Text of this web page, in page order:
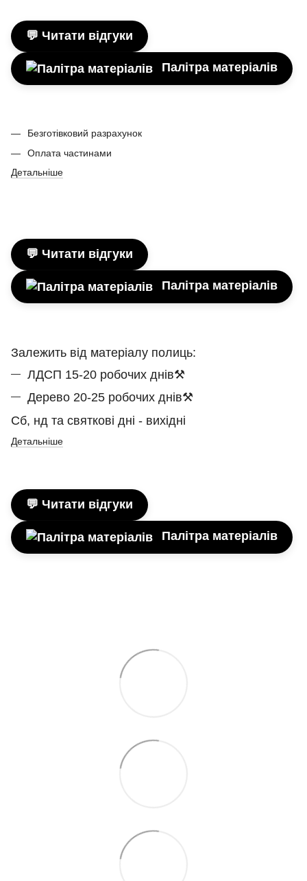
💬 Читати відгуки
Палітра матеріалів
Безготівковий разрахунок
Оплата частинами
Детальніше
💬 Читати відгуки
Палітра матеріалів
Залежить від матеріалу полиць:
ЛДСП 15-20 робочих днів⚒
Дерево 20-25 робочих днів⚒
Сб, нд та святкові дні - вихідні
Детальніше
💬 Читати відгуки
Палітра матеріалів